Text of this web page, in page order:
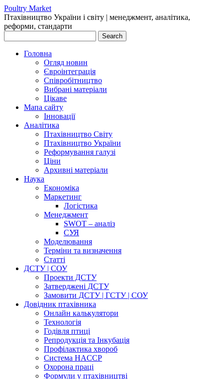
Poultry Market
Птахівництво України і cвіту | менеджмент, аналітика,
реформи, стандарти
Головна
Огляд новин
Євроінтеграція
Співробітництво
Вибрані матеріали
Цікаве
Мапа сайту
Інновації
Аналітика
Птахівництво Світу
Птахівництво України
Реформування галузі
Ціни
Архивні матеріали
Наука
Економіка
Маркетинг
Логістика
Менеджмент
SWOT – аналіз
СУЯ
Моделювання
Терміни та визначення
Cтатті
ДСТУ | СОУ
Проекти ДСТУ
Затверджені ДСТУ
Замовити ДСТУ | ГСТУ | СОУ
Довідник птахівника
Онлайн калькулятори
Технологія
Годівля птиці
Репродукція та Інкубація
Профілактика хвороб
Система HACCP
Охорона праці
Формули у птахівництві